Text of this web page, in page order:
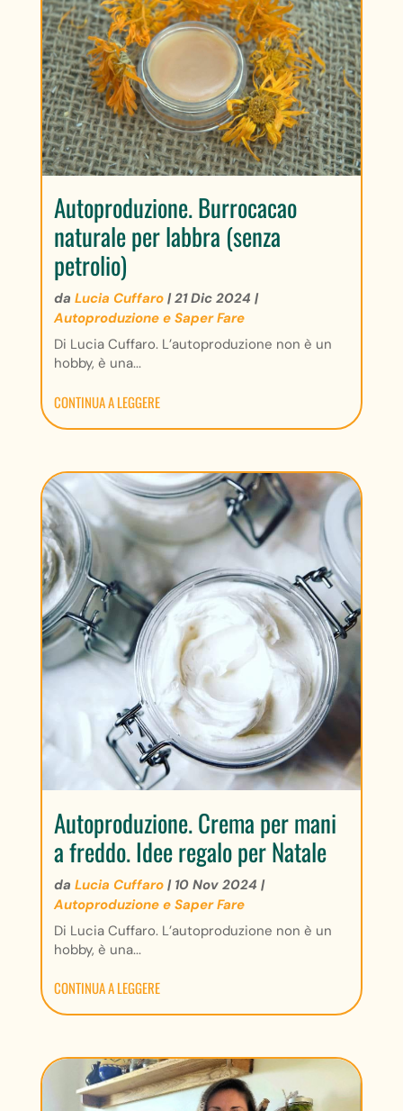
Autoproduzione. Burrocacao
naturale per labbra (senza
petrolio)
da Lucia Cuffaro|21 Dic 2024 |
Autoproduzione e Saper Fare
Di Lucia Cuffaro. L’autoproduzione non è un
hobby, è una...
CONTINUA A LEGGERE
Autoproduzione. Crema per mani
a freddo. Idee regalo per Natale
da Lucia Cuffaro| 10 Nov 2024 |
Autoproduzione e Saper Fare
Di Lucia Cuffaro. L’autoproduzione non è un
hobby, è una...
CONTINUA A LEGGERE